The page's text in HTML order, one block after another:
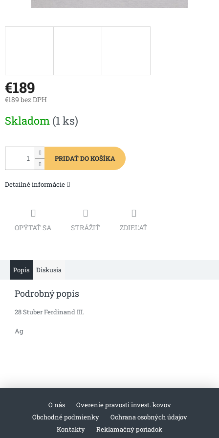
€189
€189 bez DPH
cena:
Skladom (1 ks)
PRIDAŤ DO KOŠÍKA
Detailné informácie
OPÝTAŤ SA STRÁŽIŤ ZDIEĽAŤ
Popis Diskusia
Podrobný popis
28 Stuber Ferdinand III.
Ag
O nás
Overenie pravosti invest. kovov
Obchodné podmienky
Ochrana osobných údajov
Kontakty
Reklamačný poriadok